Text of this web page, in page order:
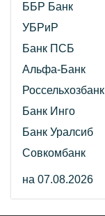
ББР Банк
УБРиР
Банк ПСБ
Альфа-Банк
Россельхозбанк
Банк Инго
Банк Уралсиб
Совкомбанк
на 07.08.2026